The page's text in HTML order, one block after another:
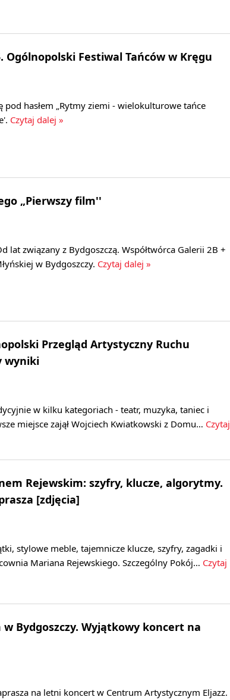
Ogólnopolski Festiwal Tańców w Kręgu
pod hasłem „Rytmy ziemi - wielokulturowe tańce
Czytaj dalej »
„Pierwszy film''
lat związany z Bydgoszczą. Współtwórca Galerii 2B +
w Bydgoszczy. Czytaj dalej »
Przegląd Artystyczny Ruchu
wyniki
w kilku kategoriach - teatr, muzyka, taniec i
miejsce zajął Wojciech Kwiatkowski z Domu… Czytaj
Rejewskim: szyfry, klucze, algorytmy.
[zdjęcia]
stylowe meble, tajemnicze klucze, szyfry, zagadki i
Mariana Rejewskiego. Szczególny Pokój… Czytaj
w Bydgoszczy. Wyjątkowy koncert na
na letni koncert w Centrum Artystycznym Eljazz.